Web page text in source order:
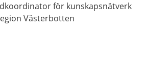
för kunskapsnätverk
Västerbotten